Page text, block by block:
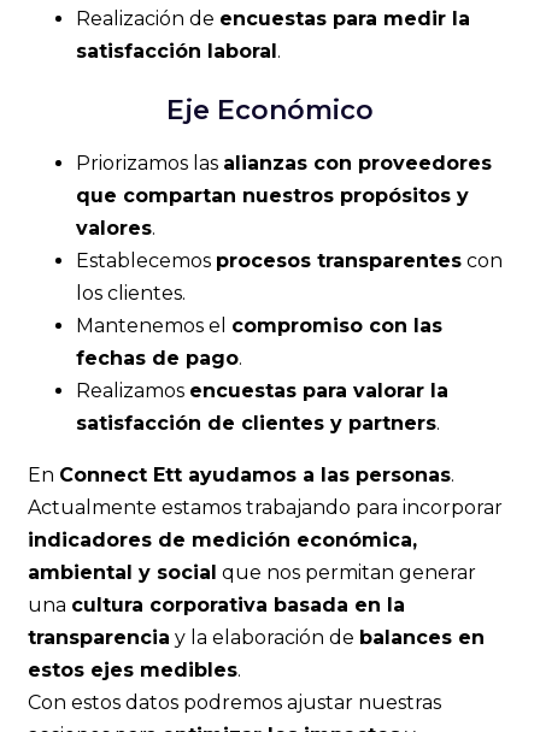
Realización de encuestas para medir la
satisfacción laboral .
Eje Económico
Priorizamos las alianzas con proveedores
que compartan nuestros propósitos y
valores.
Establecemos procesos transparentes con
los clientes.
Mantenemos el compromiso con las
fechas de pago.
Realizamos encuestas para valorar la
satisfacción de clientes y partners.
En Connect Ett ayudamos a las personas.
Actualmente estamos trabajando para incorporar
indicadores de medición económica,
ambiental y social que nos permitan generar
una cultura corporativa basada en la
transparencia y la elaboración de balances en
estos ejes medibles.
Con estos datos podremos ajustar nuestras